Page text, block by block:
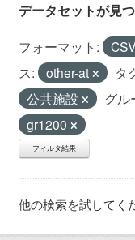
データセットが見
フォーマット: CSV
ス:
other-at
タ
公共施設
グル
gr1200
フィルタ結果
他の検索を試してく